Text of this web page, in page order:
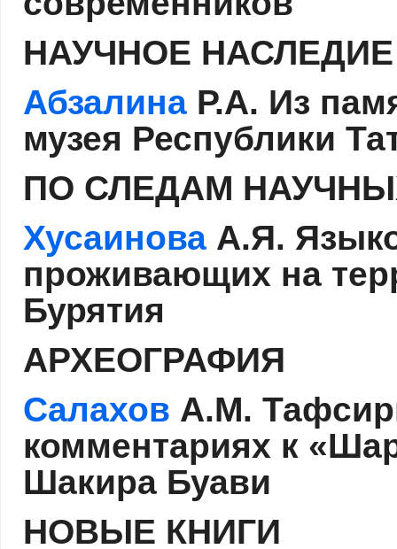
НАУЧНОЕ НАСЛЕДИЕ
Абзалина Р.А. Из
музея Республики
ПО СЛЕДАМ
Хусаинова А.Я.
проживающих на
Бурятия
АРХЕОГРАФИЯ
Салахов А.М.
комментариях к
Шакира Буави
НОВЫЕ КНИГИ